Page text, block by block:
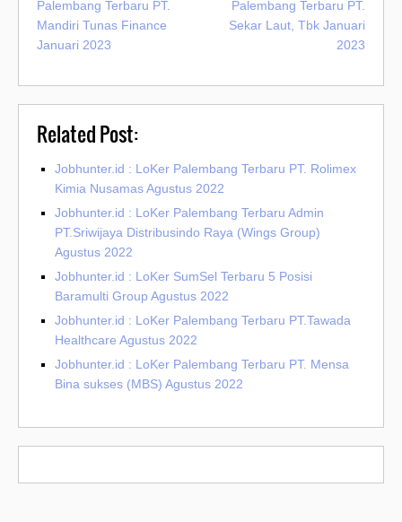
Palembang Terbaru PT.
Mandiri Tunas Finance
Januari 2023
Palembang Terbaru PT.
Sekar Laut, Tbk Januari
2023
Related Post:
Jobhunter.id : LoKer Palembang Terbaru PT. Rolimex
Kimia Nusamas Agustus 2022
Jobhunter.id : LoKer Palembang Terbaru Admin
PT.Sriwijaya Distribusindo Raya (Wings Group)
Agustus 2022
Jobhunter.id : LoKer SumSel Terbaru 5 Posisi
Baramulti Group Agustus 2022
Jobhunter.id : LoKer Palembang Terbaru PT.Tawada
Healthcare Agustus 2022
Jobhunter.id : LoKer Palembang Terbaru PT. Mensa
Bina sukses (MBS) Agustus 2022